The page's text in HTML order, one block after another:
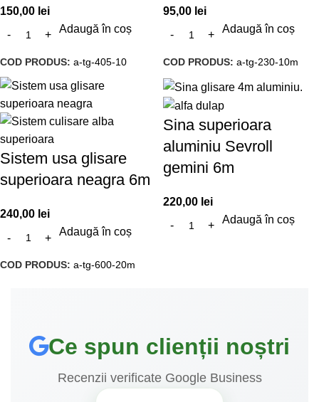
150,00 lei
Adaugă în coș
COD PRODUS: a-tg-405-10
95,00 lei
Adaugă în coș
COD PRODUS: a-tg-230-10m
Sistem usa glisare
superioara neagra 6m
240,00 lei
Adaugă în coș
COD PRODUS: a-tg-600-20m
Sina superioara
aluminiu Sevroll
gemini 6m
220,00 lei
Adaugă în coș
Ce spun clienții noștri
Recenzii verificate Google Business